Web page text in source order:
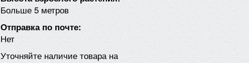
Больше 5 метров
Отправка по почте:
Нет
Уточняйте наличие товара на